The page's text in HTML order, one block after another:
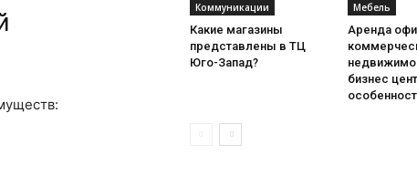
Коммуникации
Какие магазины
представлены в ТЦ
Юго-Запад?
Мебель
Аренда
бизнес